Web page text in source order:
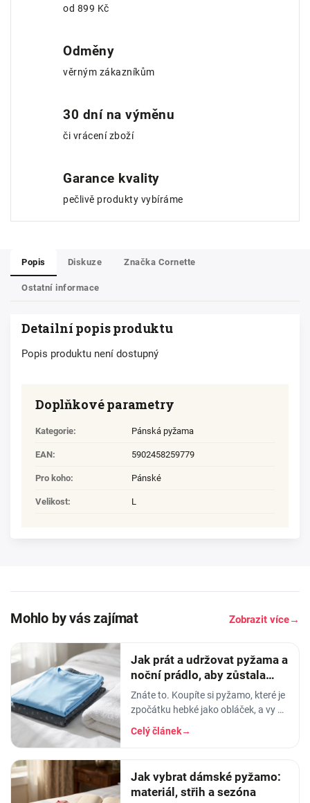
od 899 Kč
Odměny
věrným zákazníkům
30 dní na výměnu
či vrácení zboží
Garance kvality
pečlivě produkty vybíráme
Popis Diskuze Značka Cornette
Ostatní informace
Detailní popis produktu
Popis produktu není dostupný
Doplňkové parametry
Kategorie: Pánská pyžama
EAN: 5902458259779
Pro koho: Pánské
Velikost: L
Mohlo by vás zajímat Zobrazit více→
Jak prát a udržovat pyžama a
noční prádlo, aby zůstala
měkká
Znáte to. Koupíte si pyžamo, které je
zpočátku hebké jako obláček, a vy v
něm usínáte s pocitem, že spíte v
luxusu. Po pár měsících praní z něj…
Celý článek→
Jak vybrat dámské pyžamo:
materiál, střih a sezóna